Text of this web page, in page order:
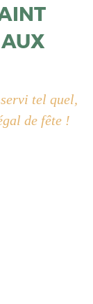
tel quel,
de fête !